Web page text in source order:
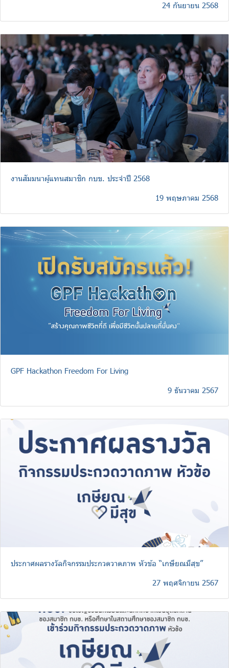
24 กันยายน 2568
งานสัมมนาผู้แทนสมาชิก กบข. ประจำปี 2568
19 พฤษภาคม 2568
GPF Hackathon Freedom For Living
9 ธันวาคม 2567
ประกาศผลรางวัลกิจกรรมประกวดวาดภาพ หัวข้อ “เกษียณมีสุข”
27 พฤศจิกายน 2567